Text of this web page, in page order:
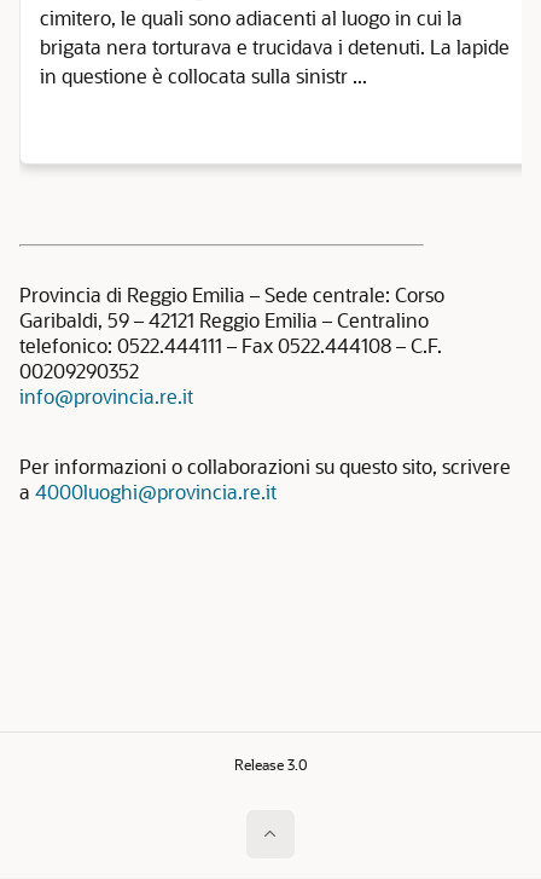
cimitero, le quali sono adiacenti al luogo in cui la
brigata nera torturava e trucidava i detenuti. La lapide
in questione è collocata sulla sinistr ...
Provincia di Reggio Emilia – Sede centrale: Corso
Garibaldi, 59 – 42121 Reggio Emilia – Centralino
telefonico: 0522.444111 – Fax 0522.444108 – C.F.
00209290352
info@provincia.re.it
Per informazioni o collaborazioni su questo sito, scrivere
a 4000luoghi@provincia.re.it
Release 3.0